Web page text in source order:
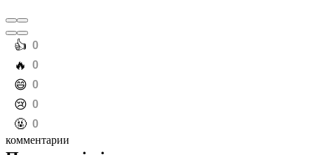
️👍 0
️🔥 0
️😄 0
️😢 0
️🤬 0
комментарии